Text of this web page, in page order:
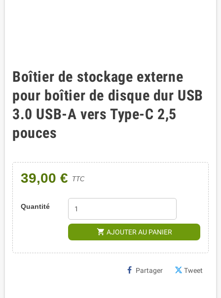
Boîtier de stockage externe
pour boîtier de disque dur USB
3.0 USB-A vers Type-C 2,5
pouces
39,00 € TTC
Quantité
shopping_cart AJOUTER AU PANIER
Partager Tweet